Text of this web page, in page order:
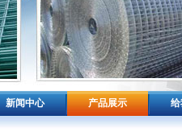
新闻中心 产品展示